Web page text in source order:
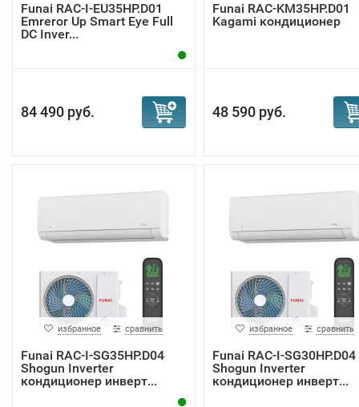
Funai RAC-I-EU35HP.D01
Emreror Up Smart Eye Full
DC Inver...
84 490 руб.
Funai RAC-KM35HP.D01
Kagami кондиционер
48 590 руб.
избранное сравнить
Funai RAC-I-SG35HP.D04
Shogun Inverter
кондиционер инверт...
избранное сравнить
Funai RAC-I-SG30HP.D04
Shogun Inverter
кондиционер инверт...